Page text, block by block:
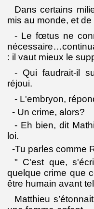
Dans certains
mis au monde, et
- Le fœtus ne
: il vaut mieux le
- Qui faudrait-il
réjoui.
- L'embryon,
- Un crime, alors?
- Eh bien, dit
loi.
-Tu parles comme
" C'est que,
quelque crime que
être humain avant
Matthieu